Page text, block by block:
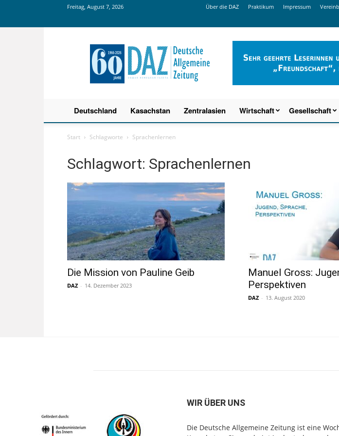
Freitag, August 7, 2026 Über die DAZ Praktikum Impressum
Deutsche
Allgemeine
Zeitung
Deutschland Kasachstan Zentralasien Wirtschaft Gesellschaft
Start Schlagworte Sprachenlernen
Schlagwort: Sprachenlernen
Die Mission von Pauline Geib
DAZ - 14. Dezember 2023
Manuel Gross:
Perspektiven
DAZ - 13. August 2020
WIR ÜBER UNS
Die Deutsche Allgemeine Zeitung ist eine